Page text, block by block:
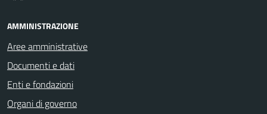
AMMINISTRAZIONE
Aree amministrative
Documenti e dati
Enti e fondazioni
Organi di governo